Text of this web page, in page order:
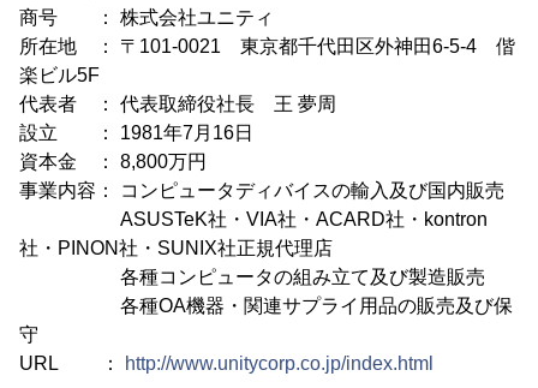
商号 ： 株式会社ユニティ
所在地 ： 〒101-0021 東京都千代田区外神田6-5-4 偕
楽ビル5F
代表者 ： 代表取締役社長 王 夢周
設立 ： 1981年7月16日
資本金 ： 8,800万円
事業内容： コンピュータディバイスの輸入及び国内販売
ASUSTeK社・VIA社・ACARD社・kontron
社・PINON社・SUNIX社正規代理店
各種コンピュータの組み立て及び製造販売
各種OA機器・関連サプライ用品の販売及び保
守
URL ：
http://www.unitycorp.co.jp/index.html